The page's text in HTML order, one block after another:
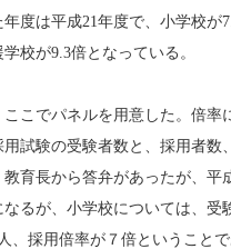
度は平成21年度で、小学校が
校が9.3倍となっている。
でパネルを用意した。倍率
試験の受験者数と、採用者数
育長から答弁があったが、平
るが、小学校については、受
、採用倍率が７倍ということ